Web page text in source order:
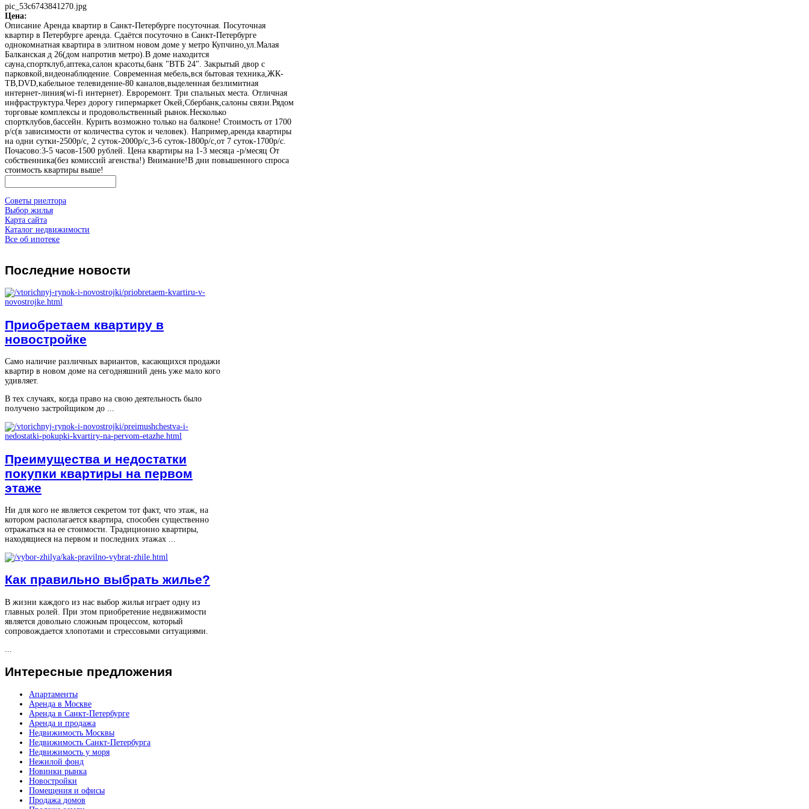
pic_53c6743841270.jpg
Цена:
Описание Аренда квартир в Санкт-Петербурге посуточная. Посуточная
квартир в Петербурге аренда. Сдаётся посуточно в Санкт-Петербурге
однокомнатная квартира в элитном новом доме у метро Купчино,ул.Малая
Балканская д 26(дом напротив метро).В доме находится
сауна,спортклуб,аптека,салон красоты,банк "ВТБ 24". Закрытый двор с
парковкой,видеонаблюдение. Современная мебель,вся бытовая техника,ЖК-
ТВ,DVD,кабельное телевидение-80 каналов,выделенная безлимитная
интернет-линия(wi-fi интернет). Евроремонт. Три спальных места. Отличная
инфраструктура.Через дорогу гипермаркет Окей,Сбербанк,салоны связи.Рядом
торговые комплексы и продовольственный рынок.Несколько
спортклубов,бассейн. Курить возможно только на балконе! Стоимость от 1700
р/с(в зависимости от количества суток и человек). Например,аренда квартиры
на одни cутки-2500р/с, 2 суток-2000р/с,3-6 суток-1800р/с,от 7 суток-1700р/с.
Почасово:3-5 часов-1500 рублей. Цена квартиры на 1-3 месяца -р/месяц От
собственника(без комиссий агенства!) Внимание!В дни повышенного спроса
стоимость квартиры выше!
Советы риелтора
Выбор жилья
Карта сайта
Каталог недвижимости
Все об ипотеке
Последние новости
Приобретаем квартиру в
новостройке
Само наличие различных вариантов, касающихся продажи
квартир в новом доме на сегодняшний день уже мало кого
удивляет.
В тех случаях, когда право на свою деятельность было
получено застройщиком до ...
Преимущества и недостатки
покупки квартиры на первом
этаже
Ни для кого не является секретом тот факт, что этаж, на
котором располагается квартира, способен существенно
отражаться на ее стоимости. Традиционно квартиры,
находящиеся на первом и последних этажах ...
Как правильно выбрать жилье?
В жизни каждого из нас выбор жилья играет одну из
главных ролей. При этом приобретение недвижимости
является довольно сложным процессом, который
сопровождается хлопотами и стрессовыми ситуациями.
Интересные предложения
Апартаменты
Аренда в Москве
Аренда в Санкт-Петербурге
Аренда и продажа
Недвижимость Москвы
Недвижимость Санкт-Петербурга
Недвижимость у моря
Нежилой фонд
Новинки рынка
Новостройки
Помещения и офисы
Продажа домов